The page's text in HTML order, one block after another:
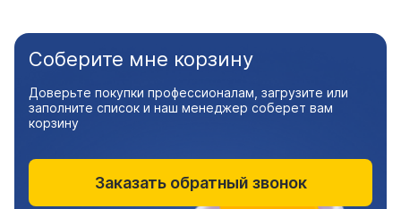
Соберите мне корзину
Доверьте покупки профессионалам, загрузите или
заполните список и наш менеджер соберет вам
корзину
Заказать обратный звонок